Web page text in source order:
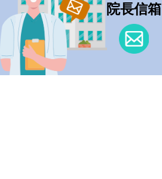
院長信箱